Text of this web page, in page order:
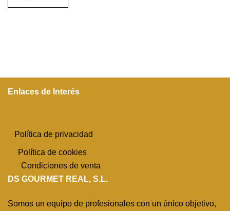
Enlaces de Interés
Política de privacidad
Política de cookies
Condiciones de venta
DS GOURMET REAL, S.L.
Somos un equipo de profesionales con un único objetivo,